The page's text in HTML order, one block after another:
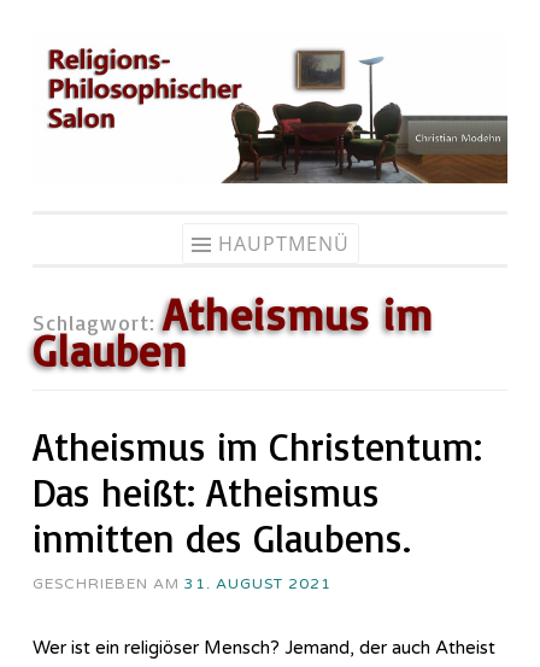
Zum
Inhalt
springen
HAUPTMENÜ
Schlagwort:Atheismus im
Glauben
Atheismus im Christentum:
Das heißt: Atheismus
inmitten des Glaubens.
GESCHRIEBEN AM 31. AUGUST 2021
Wer ist ein religiöser Mensch? Jemand, der auch Atheist